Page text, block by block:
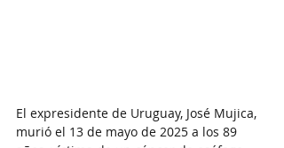
El expresidente de Uruguay, José Mujica,
murió el 13 de mayo de 2025 a los 89